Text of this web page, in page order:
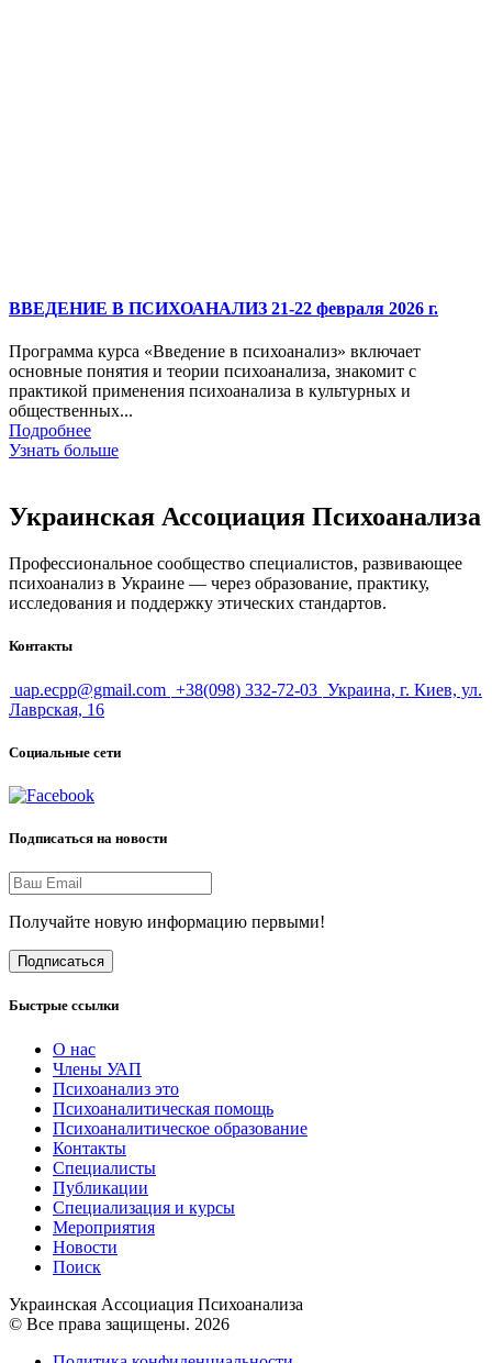
ВВЕДЕНИЕ В ПСИХОАНАЛИЗ 21-22 февраля 2026 г.
Программа курса «Введение в психоанализ» включает
основные понятия и теории психоанализа, знакомит с
практикой применения психоанализа в культурных и
общественных...
Подробнее
Узнать больше
Украинская Ассоциация Психоанализа
Профессиональное сообщество специалистов, развивающее
психоанализ в Украине — через образование, практику,
исследования и поддержку этических стандартов.
Контакты
uap.ecpp@gmail.com +38(098) 332-72-03 Украина, г. Киев, ул.
Лаврская, 16
Социальные сети
Подписаться на новости
Получайте новую информацию первыми!
Подписаться
Быстрые ссылки
О нас
Члены УАП
Психоанализ это
Психоаналитическая помощь
Психоаналитическое образование
Контакты
Специалисты
Публикации
Специализация и курсы
Мероприятия
Новости
Поиск
Украинская Ассоциация Психоанализа
© Все права защищены. 2026